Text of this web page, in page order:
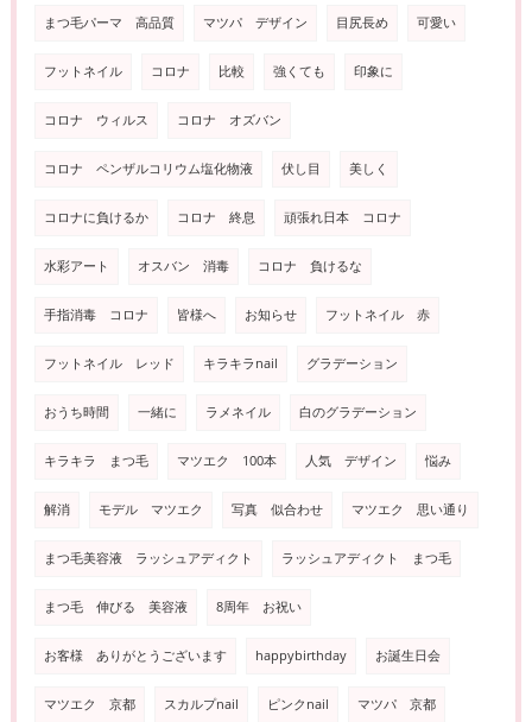
まつ毛パーマ 高品質 マツパ デザイン 目尻長め 可愛い
フットネイル コロナ 比較 強くても 印象に
コロナ ウィルス コロナ オズバン
コロナ ペンザルコリウム塩化物液 伏し目 美しく
コロナに負けるか コロナ 終息 頑張れ日本 コロナ
水彩アート オスバン 消毒 コロナ 負けるな
手指消毒 コロナ 皆様へ お知らせ フットネイル 赤
フットネイル レッド キラキラnail グラデーション
おうち時間 一緒に ラメネイル 白のグラデーション
キラキラ まつ毛 マツエク 100本 人気 デザイン 悩み
解消 モデル マツエク 写真 似合わせ マツエク 思い通り
まつ毛美容液 ラッシュアディクト ラッシュアディクト まつ毛
まつ毛 伸びる 美容液 8周年 お祝い
お客様 ありがとうございます happybirthday お誕生日会
マツエク 京都 スカルプnail ピンクnail マツパ 京都